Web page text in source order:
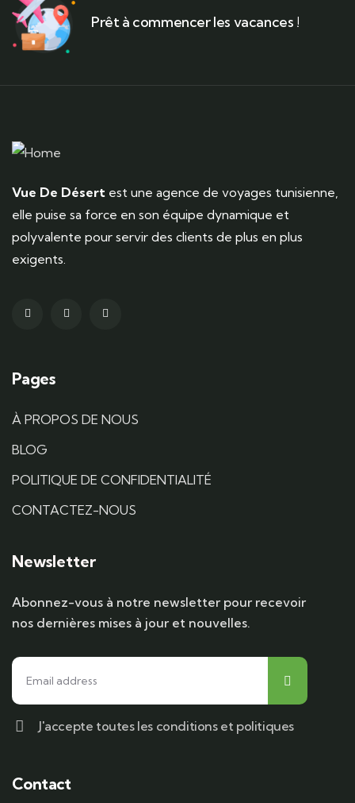
Prêt à commencer les vacances !
Vue De Désert est une agence de voyages tunisienne,
elle puise sa force en son équipe dynamique et
polyvalente pour servir des clients de plus en plus
exigents.
Pages
À PROPOS DE NOUS
BLOG
POLITIQUE DE CONFIDENTIALITÉ
CONTACTEZ-NOUS
Newsletter
Abonnez-vous à notre newsletter pour recevoir
nos dernières mises à jour et nouvelles.
J'accepte toutes les conditions et politiques
Contact